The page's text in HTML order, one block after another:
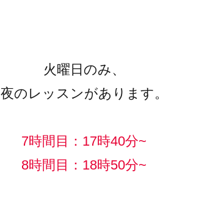
火曜日のみ、
夜のレッスンがあります。
7時間目：17時40分~
8時間目：18時50分~